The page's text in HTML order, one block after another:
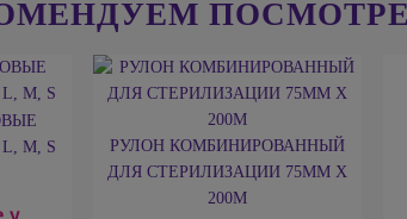
М, S
РУЛОН КОМБИНИРОВАННЫЙ
ДЛЯ СТЕРИЛИЗАЦИИ 75ММ X
200М